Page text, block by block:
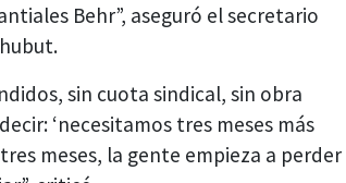
Behr”, aseguró el secretario
sin cuota sindical, sin obra
‘necesitamos tres meses más
meses, la gente empieza a perder